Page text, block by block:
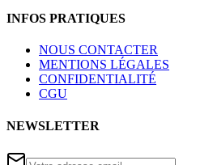
INFOS PRATIQUES
NOUS CONTACTER
MENTIONS LÉGALES
CONFIDENTIALITÉ
CGU
NEWSLETTER